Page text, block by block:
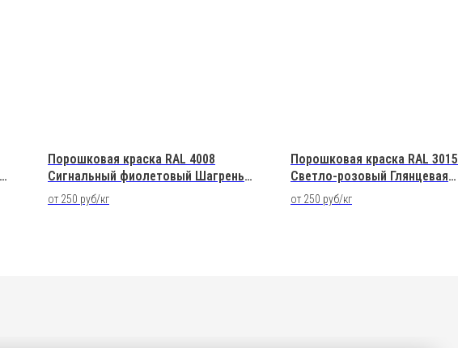
Порошковая краска RAL 4008
Сигнальный фиолетовый Шагрень
Полиэфирная
от 250 руб/кг
Порошковая краска RAL 3015
Светло-розовый Глянцевая
Полиэфирная
от 250 руб/кг